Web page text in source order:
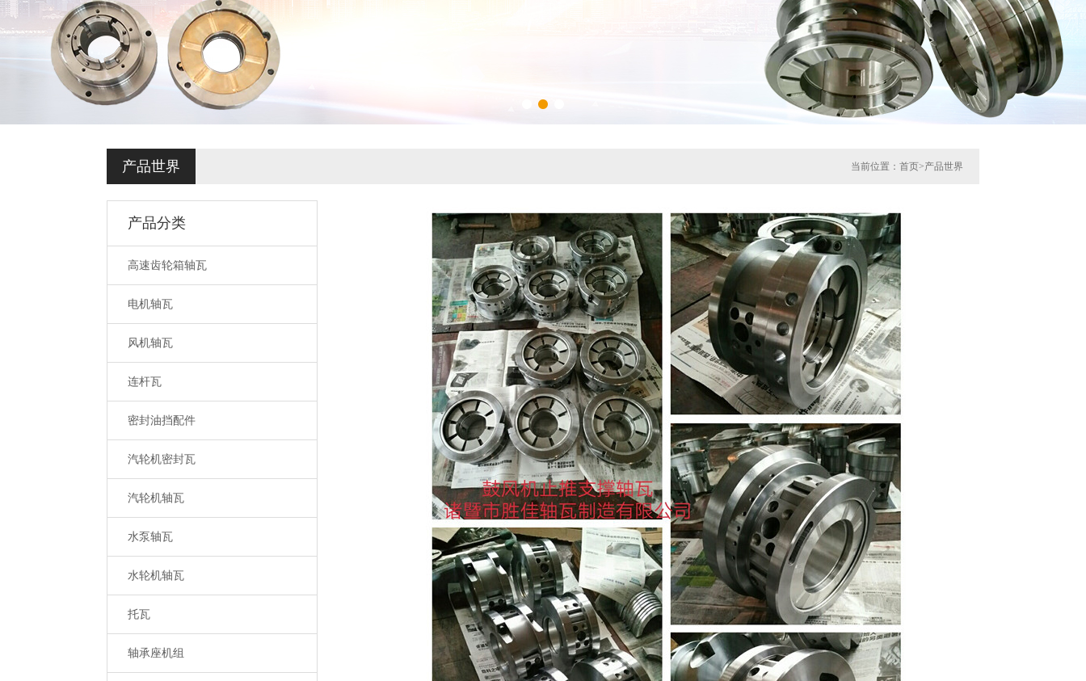
产品世界 当前位置： 首页>产品世界
产品分类
高速齿轮箱轴瓦
电机轴瓦
风机轴瓦
连杆瓦
密封油挡配件
汽轮机密封瓦
汽轮机轴瓦
水泵轴瓦
水轮机轴瓦
托瓦
轴承座机组